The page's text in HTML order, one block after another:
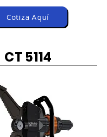
Cotiza Aquí
CT 5114